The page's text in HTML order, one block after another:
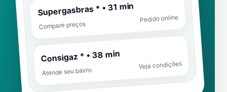
Supergasbras * • 31 min
Compare preços
Pedido online
Consigaz * • 38 min
Atende seu bairro
Veja condições